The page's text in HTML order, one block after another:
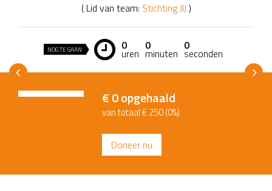
( Lid van team: Stichting JIJ )
NOG TE GAAN 0
uren
0
minuten
0
seconden
€ 0opgehaald
van totaal € 250 (0%)
Doneer nu